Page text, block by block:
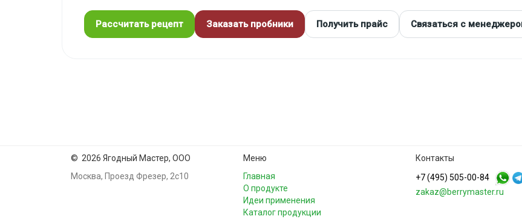
Рассчитать рецепт Заказать пробники Получить прайс Связаться с
© 2026 Ягодный Мастер, ООО
Москва, Проезд Фрезер, 2с10
Меню
Главная
О продукте
Идеи применения
Каталог продукции
Контакты
+7 (495) 505-00-84
zakaz@berrymaster.ru